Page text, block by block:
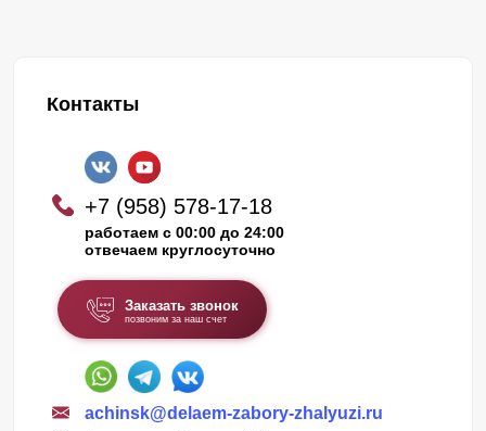
Контакты
+7 (958) 578-17-18
работаем с 00:00 до 24:00
отвечаем круглосуточно
Заказать звонок
позвоним за наш счет
achinsk@delaem-zabory-zhalyuzi.ru